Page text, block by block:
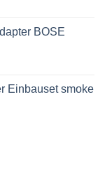
BOSE
Einbauset smoke